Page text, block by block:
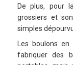
De plus, pour
grossiers et
simples
Les boulons
fabriquer des